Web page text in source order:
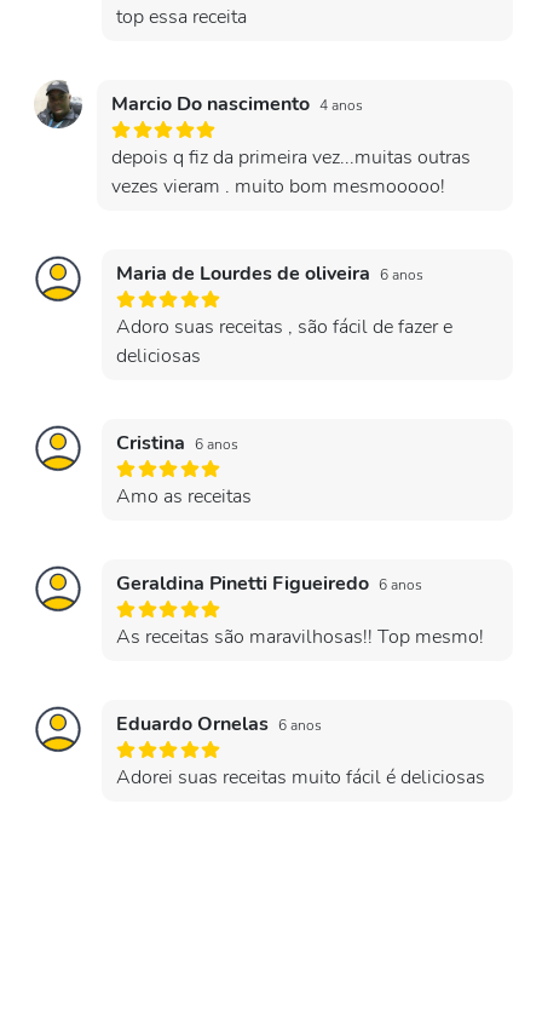
top essa receita
Marcio Do nascimento 4 anos
depois q fiz da primeira vez...muitas outras
vezes vieram . muito bom mesmooooo!
Maria de Lourdes de oliveira 6 anos
Adoro suas receitas , são fácil de fazer e
deliciosas
Cristina 6 anos
Amo as receitas
Geraldina Pinetti Figueiredo 6 anos
As receitas são maravilhosas!! Top mesmo!
Eduardo Ornelas 6 anos
Adorei suas receitas muito fácil é deliciosas